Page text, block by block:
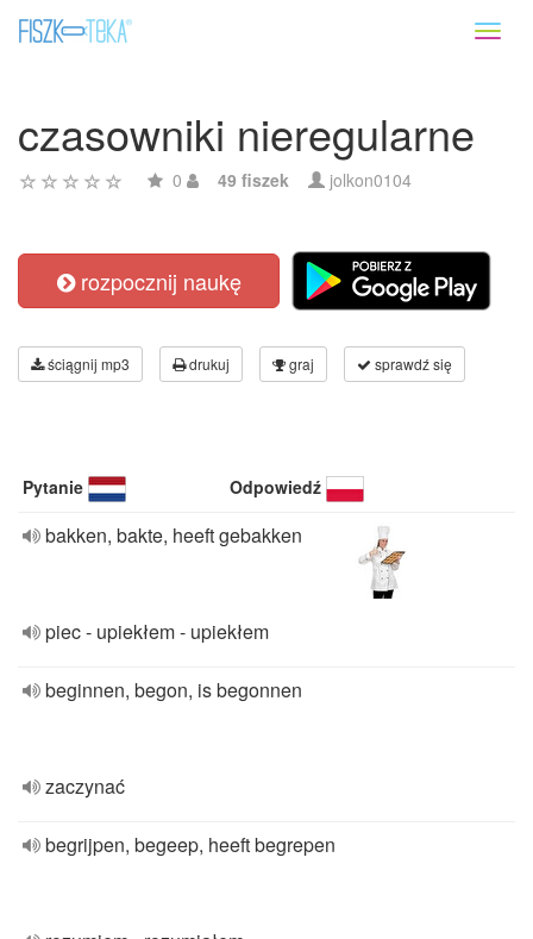
czasowniki nieregularne
0 49 fiszek jolkon0104
rozpocznij naukę
ściągnij mp3 drukuj graj sprawdź się
Pytanie Odpowiedź
bakken, bakte, heeft gebakken
piec - upiekłem - upiekłem
beginnen, begon, is begonnen
zaczynać
begrijpen, begeep, heeft begrepen